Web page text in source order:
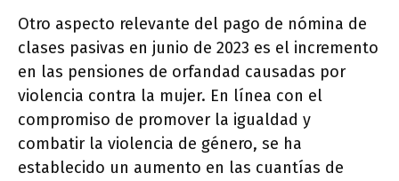
Otro aspecto relevante del pago de nómina de
clases pasivas en junio de 2023 es el incremento
en las pensiones de orfandad causadas por
violencia contra la mujer. En línea con el
compromiso de promover la igualdad y
combatir la violencia de género, se ha
establecido un aumento en las cuantías de